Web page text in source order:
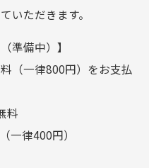
行
いただきます。
準備中）】
（一律800円）をお支払
料
一律400円）